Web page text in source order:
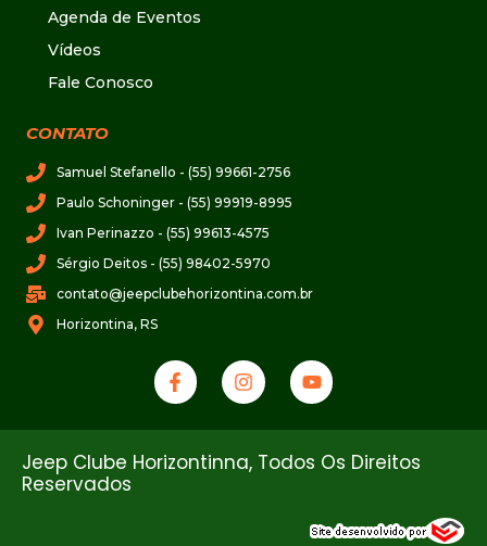
Agenda de Eventos
Vídeos
Fale Conosco
CONTATO
Samuel Stefanello - (55) 99661-2756
Paulo Schoninger - (55) 99919-8995
Ivan Perinazzo - (55) 99613-4575
Sérgio Deitos - (55) 98402-5970
contato@jeepclubehorizontina.com.br
Horizontina, RS
Jeep Clube Horizontinna, Todos Os Direitos
Reservados